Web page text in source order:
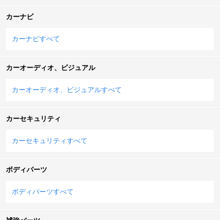
カーナビ
カーナビすべて
カーオーディオ、ビジュアル
カーオーディオ、ビジュアルすべて
カーセキュリティ
カーセキュリティすべて
ボディパーツ
ボディパーツすべて